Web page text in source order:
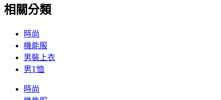
相關分類
時尚
機能服
男裝上衣
男T恤
時尚